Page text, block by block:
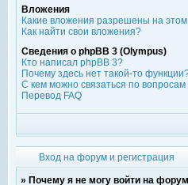
Вложения
Какие вложения разрешены на
Как найти свои вложения?
Сведения о phpBB 3 (Olympus)
Кто написал phpBB 3?
Почему здесь нет такой-то
С кем можно связаться по
Перевод FAQ
Вход на форум и регистрация
» Почему я не могу войти на